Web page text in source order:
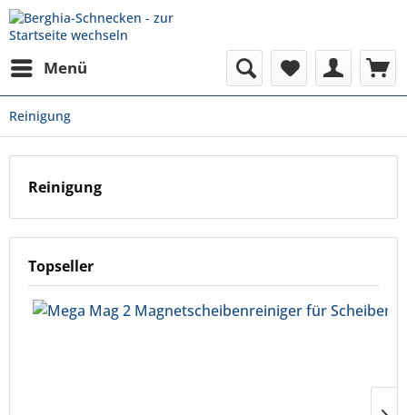
Menü
Reinigung
Reinigung
Topseller